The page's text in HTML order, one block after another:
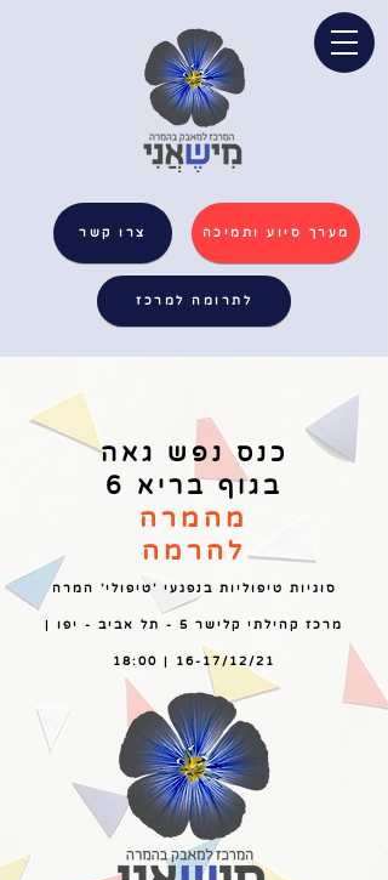
מערך סיוע ותמיכה צרו קשר
לתרומה למרכז
כנס נפש גאה
בגוף בריא 6
מהמרה
להרמה
סוגיות טיפוליות בנפגעי 'טיפולי' המרה
מרכז קהילתי קלישר 5 - תל אביב - יפו |
16-17/12/21 | 18:00